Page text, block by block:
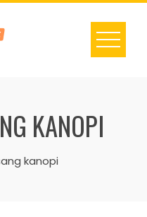
KANOPI
kanopi